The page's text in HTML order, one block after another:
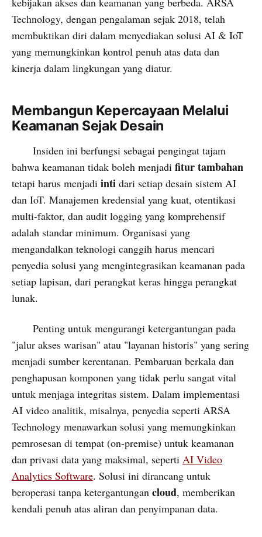
Technology, dengan pengalaman sejak 2018, telah
membuktikan diri dalam menyediakan solusi AI & IoT
yang memungkinkan kontrol penuh atas data dan
kinerja dalam lingkungan yang diatur.
Membangun Kepercayaan Melalui
Keamanan Sejak Desain
Insiden ini berfungsi sebagai pengingat tajam
bahwa keamanan tidak boleh menjadi fitur tambahan
tetapi harus menjadi inti dari setiap desain sistem AI
dan IoT. Manajemen kredensial yang kuat, otentikasi
multi-faktor, dan audit logging yang komprehensif
adalah standar minimum. Organisasi yang
mengandalkan teknologi canggih harus mencari
penyedia solusi yang mengintegrasikan keamanan pada
setiap lapisan, dari perangkat keras hingga perangkat
lunak.
Penting untuk mengurangi ketergantungan pada
"jalur akses warisan" atau "layanan historis" yang sering
menjadi sumber kerentanan. Pembaruan berkala dan
penghapusan komponen yang tidak perlu sangat vital
untuk menjaga integritas sistem. Dalam implementasi
AI video analitik, misalnya, penyedia seperti ARSA
Technology menawarkan solusi yang memungkinkan
pemrosesan di tempat (on-premise) untuk keamanan
dan privasi data yang maksimal, seperti AI Video
Analytics Software. Solusi ini dirancang untuk
beroperasi tanpa ketergantungan cloud, memberikan
kendali penuh atas aliran dan penyimpanan data.